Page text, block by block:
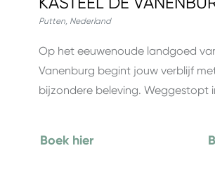
Putten, Nederland
Op het eeuwenoude landgoed
Vanenburg begint jouw verblijf
bijzondere beleving. Weggestopt
Boek hier